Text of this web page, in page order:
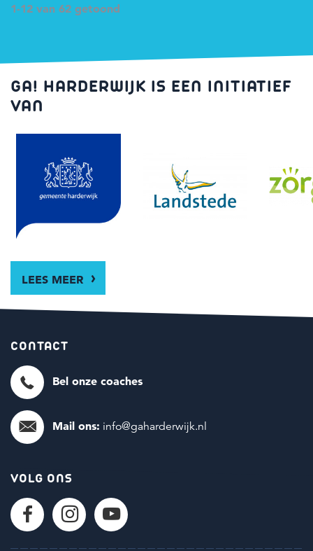
1-12 van 62 getoond
GA! HARDERWIJK IS EEN INITIATIEF
VAN
LEES MEER
CONTACT
Bel onze coaches
Mail ons: info@gaharderwijk.nl
VOLG ONS